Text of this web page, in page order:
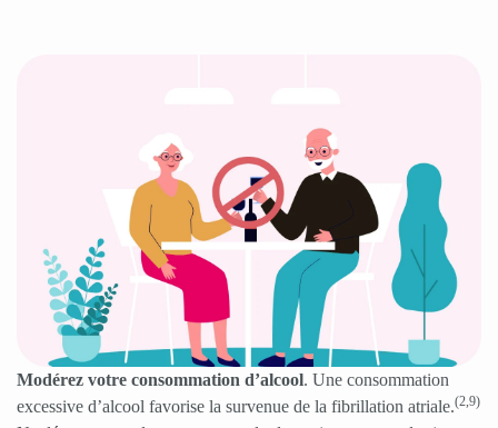
Modérez votre consommation d’alcool. Une consommation
excessive d’alcool favorise la survenue de la fibrillation atriale.(2,9)